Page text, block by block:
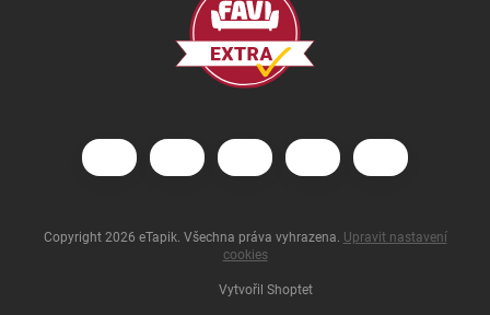
Vytvořil Shoptet
Copyright 2026 eTapik. Všechna práva vyhrazena. Upravit nastavení
cookies